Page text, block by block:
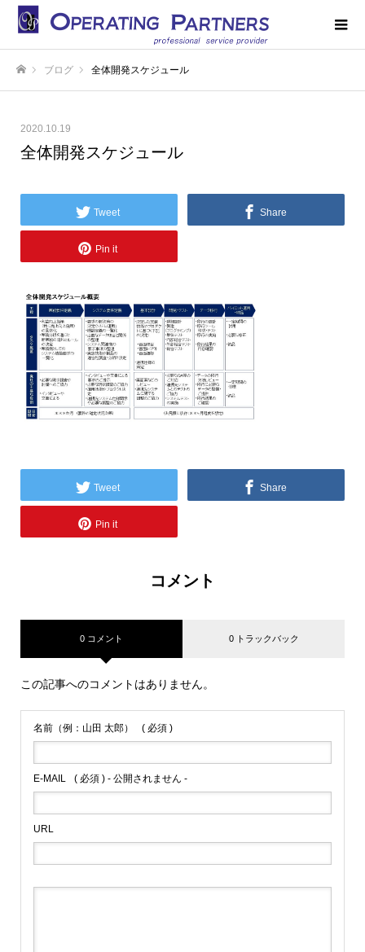
ブログ 全体開発スケジュール
2020.10.19
全体開発スケジュール
Tweet Share
Pin it
Tweet Share
Pin it
コメント
0 コメント 0 トラックバック
この記事へのコメントはありません。
名前（例：山田 太郎） ( 必須 )
E-MAIL ( 必須 ) - 公開されません -
URL